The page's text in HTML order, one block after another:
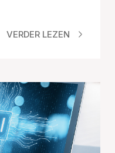
VERDER LEZEN